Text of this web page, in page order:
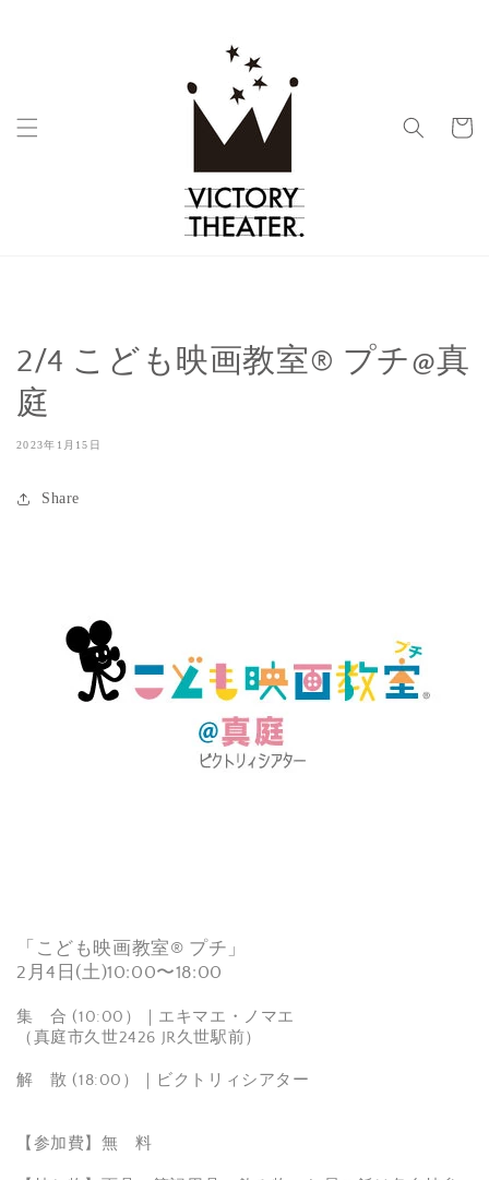
ー
2/4 こども映画教室®︎ プチ@真
庭
2023年1月15日
Share
「こども映画教室®︎ プチ」
2月4日(土)10:00〜18:00
集 合 (10:00）｜エキマエ・ノマエ
（真庭市久世2426 JR久世駅前）
解 散 (18:00）｜ビクトリィシアター
【参加費】無 料